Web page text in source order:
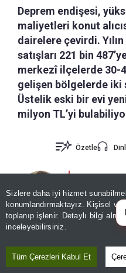
Sizlere daha iyi hizmet
konumlandırmaktayız. Kişisel
toplanıp işlenir. Detaylı bilgi
inceleyebilirsiniz.
Tüm Çerezleri Kabul Et
Deprem endişesi,
maliyetleri konut
dairelere çevirdi.
satışları 221 bin
merkezî ilçelerde 30-
gelişen bölgelerde iki
Üstelik eski bir evi
milyon TL’yi
Özetle
SEZER DOĞRU
değişim,
konutlara
ilk el konut satışları
son dört yılın en